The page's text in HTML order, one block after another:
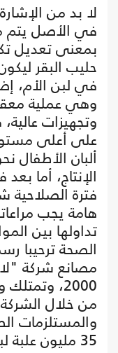
لا بد من
في الأصل يتم من
بمعنى تعديل
حليب البقر
في لبن الأم،
وهي عملية
وتجهيزات
على أعلى
الإنتاج، أما
فترة
هامة يجب
تداولها بين
الصحة ترحيبا
مصانع شركة
من خلال الشركة
والمستلزمات
35 مليون علبة لبن أطفال في العام.